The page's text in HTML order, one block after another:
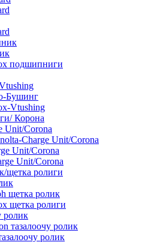
подшипниги
Бушинг
Vtushing
Корона
Unit/Corona
Charge Unit/Corona
Unit/Corona
Unit/Corona
щетка ролиги
щетка ролик
щетка ролиги
ролик
тазалоочу ролик
ролик